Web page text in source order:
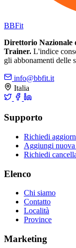
BBFit
Direttorio Nazionale
Trainer. L'indice
gli abbonamenti delle
info@bbfit.it
Italia
Supporto
Richiedi
Aggiungi
Richiedi
Elenco
Chi siamo
Contatto
Località
Province
Marketing